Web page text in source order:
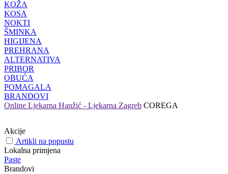
KOŽA
KOSA
NOKTI
ŠMINKA
HIGIJENA
PREHRANA
ALTERNATIVA
PRIBOR
OBUĆA
POMAGALA
BRANDOVI
Online Ljekarna Hanžić - Ljekarna Zagreb COREGA
Akcije
Artikli na popustu
Lokalna primjena
Paste
Brandovi